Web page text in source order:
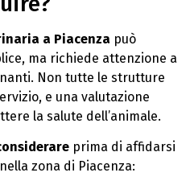
a Piacenza può
ma richiede attenzione a
Non tutte le strutture
e una valutazione
la salute dell’animale.
prima di affidarsi
zona di Piacenza: